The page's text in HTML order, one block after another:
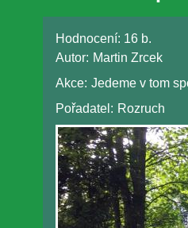
Hodnocení: 16 b.
Autor: Martin Zrcek
Akce: Jedeme v tom
Pořadatel: Rozruch